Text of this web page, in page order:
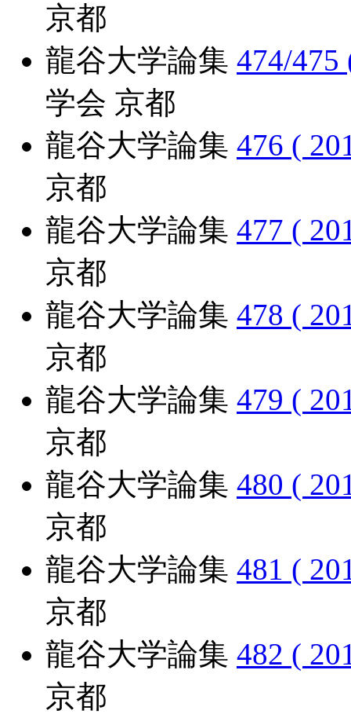
京都
龍谷大学論集 474/475
学会 京都
龍谷大学論集 476 (
京都
龍谷大学論集 477 (
京都
龍谷大学論集 478 (
京都
龍谷大学論集 479 (
京都
龍谷大学論集 480 (
京都
龍谷大学論集 481 (
京都
龍谷大学論集 482 (
京都